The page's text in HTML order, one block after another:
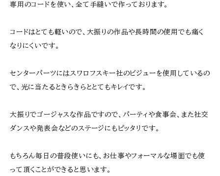
専用のコードを使い、全て手縫いで作っております。
コードはとても軽いので、大振りの作品や長時間の使用でも痛く
なりにくいです。
センターパーツにはスワロフスキー社のビジューを使用しているの
で、光に当たるときらきらととてもキレイです。
大振りでゴージャスな作品ですので、パーティや食事会、また社交
ダンスや発表会などのステージにもピッタリです。
もちろん毎日の普段使いにも、お仕事やフォーマルな場面でも使
って頂くことができると思います。